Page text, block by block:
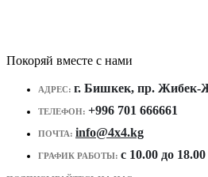
Покоряй вместе с нами
АДРЕС: г. Бишкек, пр. Жибек-
ТЕЛЕФОН: +996 701 666661
ПОЧТА: info@4x4.kg
ГРАФИК РАБОТЫ: c 10.00 до 18.00